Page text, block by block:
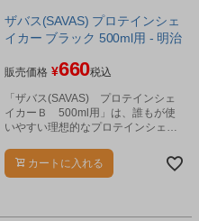
ザバス(SAVAS) プロテインシェ
イカー ブラック 500ml用 - 明治
販売価格 ¥660税込
「ザバス(SAVAS) プロテインシェ
イカーＢ 500ml用」は、誰もが使
いやすい理想的なプロテインシェイ
カートに入れる